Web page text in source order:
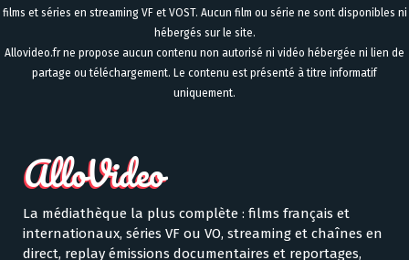
films et séries en streaming VF et VOST. Aucun film ou série ne sont disponibles ni
hébergés sur le site.
Allovideo.fr ne propose aucun contenu non autorisé ni vidéo hébergée ni lien de
partage ou téléchargement. Le contenu est présenté à titre informatif
uniquement.
La médiathèque la plus complète : films français et
internationaux, séries VF ou VO, streaming et chaînes en
direct, replay émissions documentaires et reportages,